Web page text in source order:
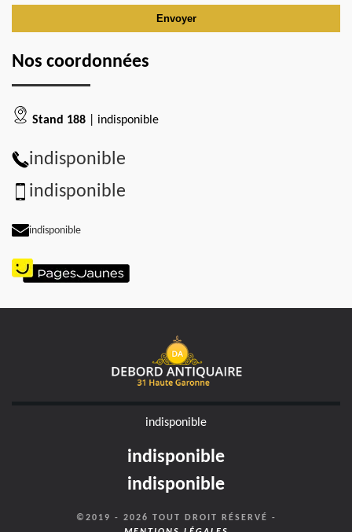
Nos coordonnées
Stand 188 | indisponible
indisponible
indisponible
indisponible
indisponible
indisponible
indisponible
©2019 - 2026 TOUT DROIT RÉSERVÉ -